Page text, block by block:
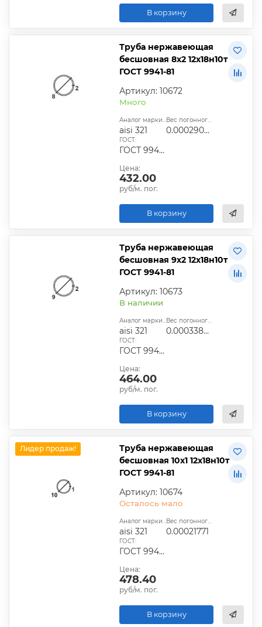
В корзину
Труба нержавеющая
бесшовная 8х2 12х18н10т
ГОСТ 9941-81
Артикул: 10672
Много
Аналог марки стали:
aisi 321
Вес погонного метра, т.:
0.00029028
ГОСТ:
ГОСТ 9940-81, ГОСТ 9941-81, ГОСТ 24030-80, ГОСТ 10498-82
Цена:
432.00
руб/м. пог.
В корзину
Труба нержавеющая
бесшовная 9х2 12х18н10т
ГОСТ 9941-81
Артикул: 10673
В наличии
Аналог марки стали:
aisi 321
Вес погонного метра, т.:
0.00033866
ГОСТ:
ГОСТ 9940-81, ГОСТ 9941-81, ГОСТ 24030-80, ГОСТ 10498-82
Цена:
464.00
руб/м. пог.
В корзину
Лидер продаж!
Труба нержавеющая
бесшовная 10х1 12х18н10т
ГОСТ 9941-81
Артикул: 10674
Осталось мало
Аналог марки стали:
aisi 321
Вес погонного метра, т.:
0.00021771
ГОСТ:
ГОСТ 9940-81, ГОСТ 9941-81, ГОСТ 24030-80, ГОСТ 10498-82
Цена:
478.40
руб/м. пог.
В корзину